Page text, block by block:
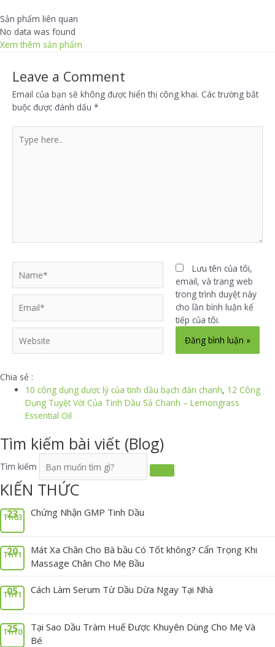
Sản phẩm liên quan
No data was found
Xem thêm sản phẩm
Leave a Comment
Email của bạn sẽ không được hiển thị công khai. Các trường bắt
buộc được đánh dấu *
here..
Lưu tên của tôi,
email, và trang web
trong trình duyệt này
cho lần bình luận kế
tiếp của tôi.
Chia sẻ :
10 công dụng dược lý của tinh dầu bạch đàn chanh, 12 Công
Dụng Tuyệt Vời Của Tinh Dầu Sả Chanh – Lemongrass
Essential Oil
Tìm kiếm bài viết (Blog)
Tìm kiếm
KIẾN THỨC
23
Th03 Chứng Nhận GMP Tinh Dầu
20
Th11
Mát Xa Chân Cho Bà bầu Có Tốt không? Cẩn Trọng Khi
Massage Chân Cho Mẹ Bầu
05
Th11 Cách Làm Serum Từ Dầu Dừa Ngay Tại Nhà
25
Th10
Tại Sao Dầu Tràm Huế Được Khuyên Dùng Cho Mẹ Và
Bé